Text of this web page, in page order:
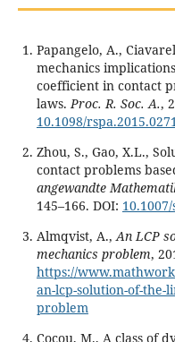
Papangelo, A.,
mechanics
coefficient in contact
laws.Proc. R. Soc. A.,
10.1098/
Zhou, S., Gao, X.L.,
contact problems
angewandte
145–166. DOI:
Almqvist, A.,An LCP
mechanics problem,
https://
an-lcp-solution-of-the-
problem
Cocou, M., A class of